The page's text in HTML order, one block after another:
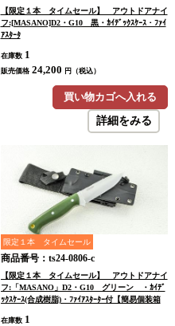
【限定１本 タイムセール】 アウトドアナイ
フ:[MASANO]D2・G10 黒・ｶｲﾃﾞｯｸｽｹｰｽ・ﾌｧｲ
ｱｽﾀｰﾀ
在庫数 1
販売価格 24,200 円（税込）
買い物カゴへ入れる
詳細をみる
限定１本 タイムセール
商品番号：ts24-0806-c
【限定１本 タイムセール】 アウトドアナイ
フ:「MASANO」D2・G10 グリーン ・ｶｲﾃﾞ
ｯｸｽｹｰｽ(合成樹脂)・ﾌｧｲｱｽﾀｰﾀｰ付【簡易個装箱
在庫数 1